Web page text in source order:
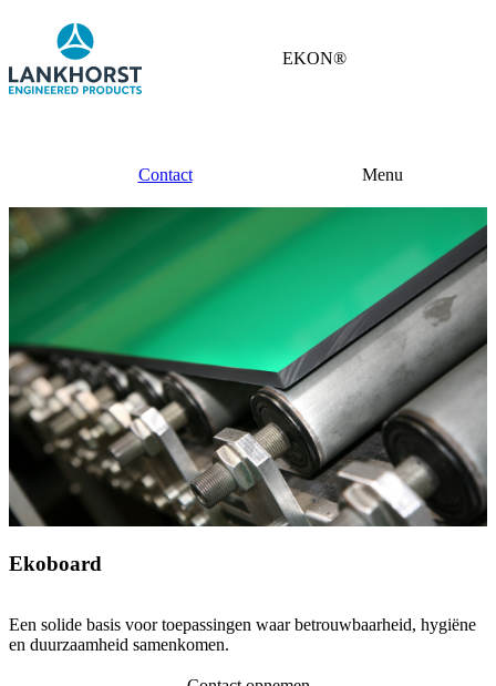
EKON®
Contact Menu
Ekoboard
Een solide basis voor toepassingen waar betrouwbaarheid, hygiëne
en duurzaamheid samenkomen.